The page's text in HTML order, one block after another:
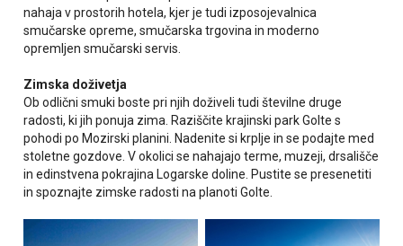
nahaja v prostorih hotela, kjer je tudi izposojevalnica
smučarske opreme, smučarska trgovina in moderno
opremljen smučarski servis.
Zimska doživetja
Ob odlični smuki boste pri njih doživeli tudi številne druge
radosti, ki jih ponuja zima. Raziščite krajinski park Golte s
pohodi po Mozirski planini. Nadenite si krplje in se podajte med
stoletne gozdove. V okolici se nahajajo terme, muzeji, drsališče
in edinstvena pokrajina Logarske doline. Pustite se presenetiti
in spoznajte zimske radosti na planoti Golte.